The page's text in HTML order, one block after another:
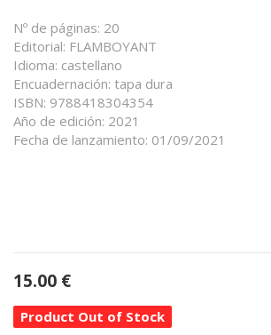
Nº de páginas: 20
Editorial: FLAMBOYANT
Idioma: castellano
Encuadernación: tapa dura
ISBN: 9788418304354
Año de edición: 2021
Fecha de lanzamiento: 01/09/2021
15.00 €
Product Out of Stock